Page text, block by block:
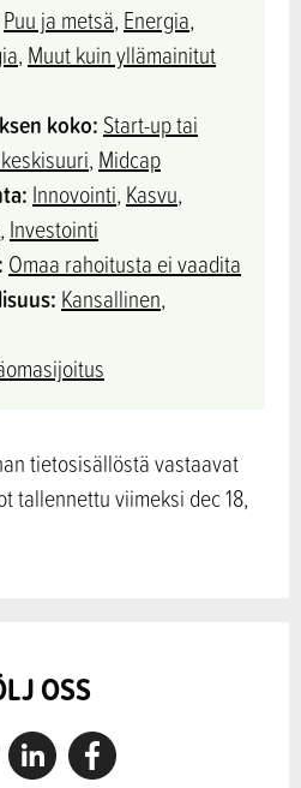
Puu ja metsä, Energia,
, Muut kuin yllämainitut
koko: Start-up tai
, Midcap
Innovointi, Kasvu,
, Investointi
Omaa rahoitusta ei vaadita
Kansallinen,
tietosisällöstä vastaavat
tallennettu viimeksi dec 18,
OSS